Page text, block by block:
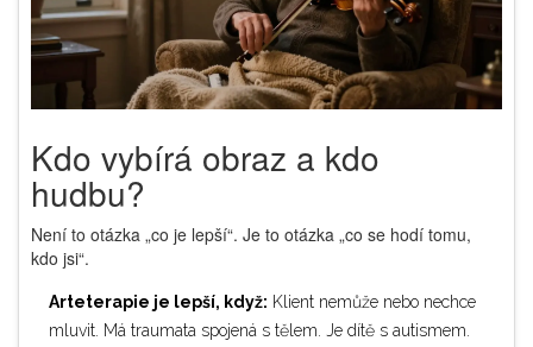
Kdo vybírá obraz a kdo
hudbu?
Není to otázka „co je lepší“. Je to otázka „co se hodí tomu,
kdo jsi“.
Arteterapie je lepší, když: Klient nemůže nebo nechce
mluvit. Má traumata spojená s tělem. Je dítě s autismem.